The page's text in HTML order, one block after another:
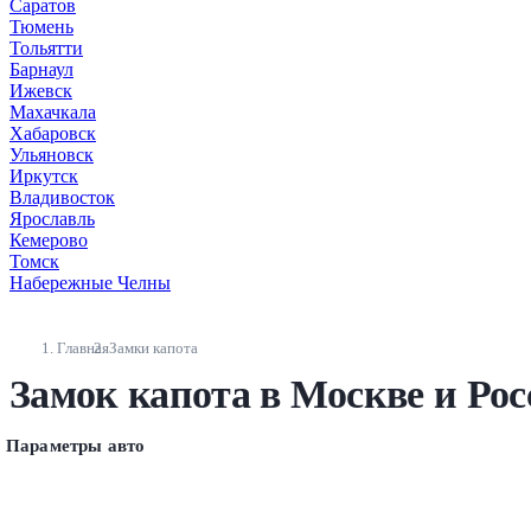
Саратов
Тюмень
Тольятти
Барнаул
Ижевск
Махачкала
Хабаровск
Ульяновск
Иркутск
Владивосток
Ярославль
Кемерово
Томск
Набережные Челны
ГлавнаяЗамки капота
Замок капота в Москве и
Параметры авто